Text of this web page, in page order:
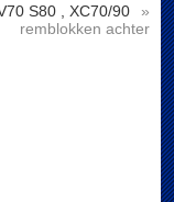
S80 , XC70/90
»
remblokken achter